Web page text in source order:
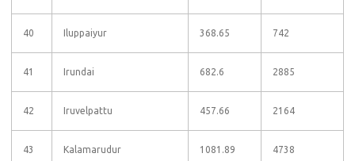
40 Iluppaiyur 368.65 742
41 Irundai 682.6 2885
42 Iruvelpattu 457.66 2164
43 Kalamarudur 1081.89 4738